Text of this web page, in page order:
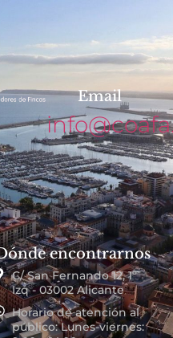
Email
encontrarnos
C/ San Fernando 12, 1º
Izq - 03002 Alicante
Horario de atención al
público: Lunes-viernes: